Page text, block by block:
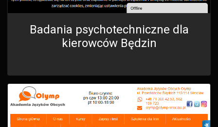
Badania psychotechniczne dla
kierowców Będzin